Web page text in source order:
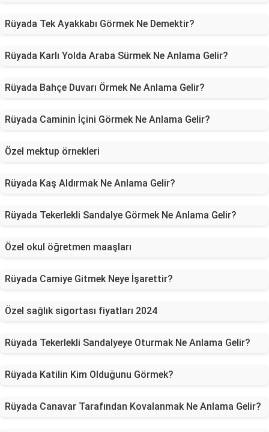
Rüyada Tek Ayakkabı Görmek Ne Demektir?
Rüyada Karlı Yolda Araba Sürmek Ne Anlama Gelir?
Rüyada Bahçe Duvarı Örmek Ne Anlama Gelir?
Rüyada Caminin İçini Görmek Ne Anlama Gelir?
Özel mektup örnekleri
Rüyada Kaş Aldırmak Ne Anlama Gelir?
Rüyada Tekerlekli Sandalye Görmek Ne Anlama Gelir?
Özel okul öğretmen maaşları
Rüyada Camiye Gitmek Neye İşarettir?
Özel sağlık sigortası fiyatları 2024
Rüyada Tekerlekli Sandalyeye Oturmak Ne Anlama Gelir?
Rüyada Katilin Kim Olduğunu Görmek?
Rüyada Canavar Tarafından Kovalanmak Ne Anlama Gelir?